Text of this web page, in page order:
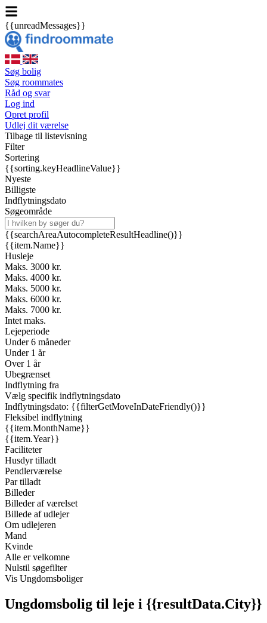
{{unreadMessages}}
Søg bolig
Søg roommates
Råd og svar
Log ind
Opret profil
Udlej dit værelse
Tilbage til listevisning
Filter
Sortering
{{sorting.keyHeadlineValue}}
Nyeste
Billigste
Indflytningsdato
Søgeområde
{{searchAreaAutocompleteResultHeadline()}}
{{item.Name}}
Husleje
Maks. 3000 kr.
Maks. 4000 kr.
Maks. 5000 kr.
Maks. 6000 kr.
Maks. 7000 kr.
Intet maks.
Lejeperiode
Under 6 måneder
Under 1 år
Over 1 år
Ubegrænset
Indflytning fra
Vælg specifik indflytningsdato
Indflytningsdato: {{filterGetMoveInDateFriendly()}}
Fleksibel indflytning
{{item.MonthName}}
{{item.Year}}
Faciliteter
Husdyr tilladt
Pendlerværelse
Par tilladt
Billeder
Billeder af værelset
Billede af udlejer
Om udlejeren
Mand
Kvinde
Alle er velkomne
Nulstil søgefilter
Vis Ungdomsboliger
Ungdomsbolig til leje i {{resultData.City}}